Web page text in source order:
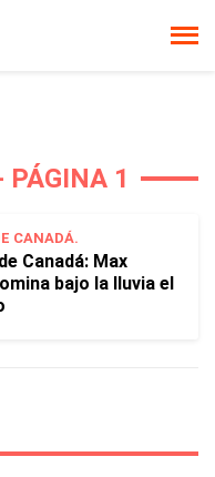
PÁGINA 1
CANADÁ.
Canadá: Max
bajo la lluvia el